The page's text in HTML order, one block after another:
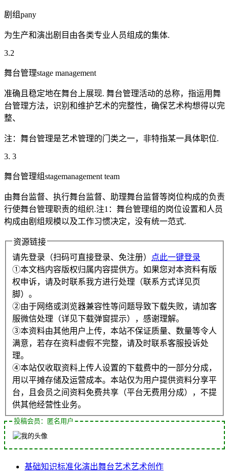
剧组pany
为生产和演出剧目由各类专业人员组成的集体.
3.2
舞台管理stage management
准确且稳定地在舞台上展现. 舞台管理活动的总称，指运用舞
台管理方法，识别和维护艺术的完整性，确保艺术构想得以完
整、
注：舞台管理是艺术管理的门类之一，非特指某一具体职位.
3. 3
舞台管理组stagemanagement team
由舞台监督、执行舞台监督、助理舞台监督等岗位构成的负责
行使舞台管理职责的组织.注1：舞台管理组的岗位设置和人员
构成由剧组规模以及工作习惯决定，没有统一范式.
资源链接
请先登录（扫码可直接登录、免注册）
点此一键登录
①本文档内容版权归属内容提供方。如果您对本资料有版
权申诉，请及时联系我方进行处理（联系方式详见页
脚）。
②由于网络或浏览器兼容性等问题导致下载失败，请加客
服微信处理（详见下载弹窗提示），感谢理解。
③本资料由其他用户上传，本站不保证质量、数量等令人
满意，若存在资料虚假不完整，请及时联系客服投诉处
理。
④本站仅收取资料上传人设置的下载费中的一部分分成，
用以平摊存储及运营成本。本站仅为用户提供资料分享平
台，且会员之间资料免费共享（平台无费用分成），不提
供其他经营性业务。
投稿会员：匿名用户
基础知识标准化演出舞台艺术艺术创作